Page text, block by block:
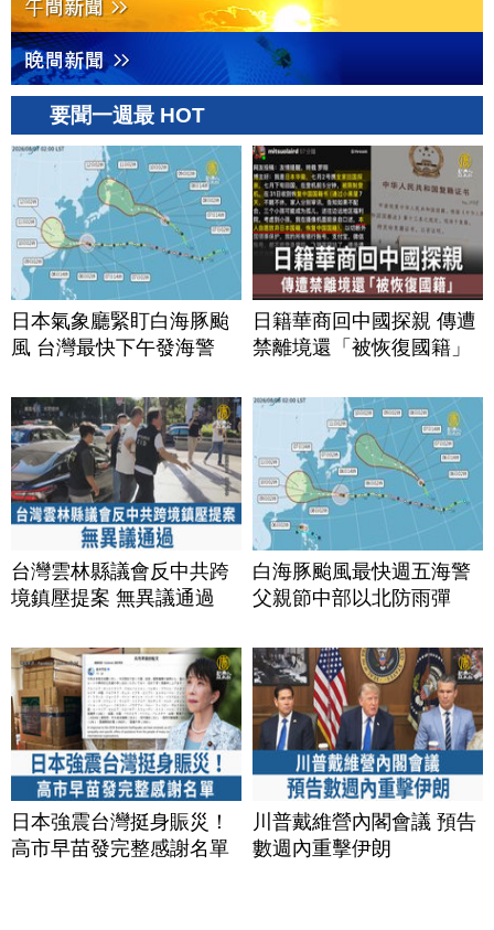
要聞一週最 HOT
日本氣象廳緊盯白海豚颱
風 台灣最快下午發海警
日籍華商回中國探親 傳遭
禁離境還「被恢復國籍」
台灣雲林縣議會反中共跨
境鎮壓提案 無異議通過
白海豚颱風最快週五海警
父親節中部以北防雨彈
日本強震台灣挺身賑災！
高市早苗發完整感謝名單
川普戴維營內閣會議 預告
數週內重擊伊朗